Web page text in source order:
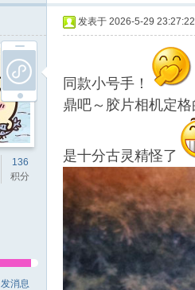
136
积分
发消息
发表于 2026-5-29 23:27:22
同款小号手！
鼎吧～胶片相机定
是十分古灵精怪了